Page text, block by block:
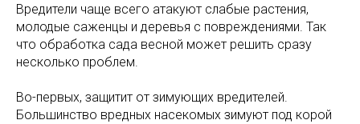
Вредители чаще всего атакуют слабые растения,
молодые саженцы и деревья с повреждениями. Так
что обработка сада весной может решить сразу
несколько проблем.
Во-первых, защитит от зимующих вредителей.
Большинство вредных насекомых зимуют под корой